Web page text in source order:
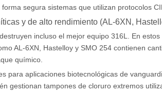
segura sistemas que utilizan protocolos
y de alto rendimiento (AL-6XN,
incluso el mejor equipo 316L. En
AL-6XN, Hastelloy y SMO 254 contienen
químico.
para aplicaciones biotecnológicas de
gestionan tampones de cloruro extremos